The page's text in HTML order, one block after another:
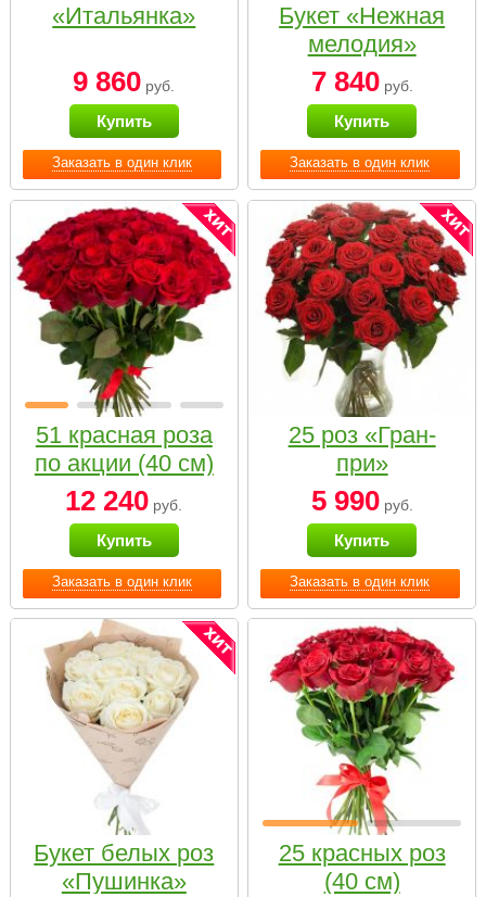
Заказать в один клик
«Итальянка»
9 860 руб.
Купить
Заказать в один клик
Букет «Нежная
мелодия»
7 840руб.
Купить
Заказать в один клик
51 красная роза
по акции (40 см)
12 240 руб.
Купить
Заказать в один клик
25 роз «Гран-
при»
5 990руб.
Купить
Букет белых роз
«Пушинка»
25 красных роз
(40 см)